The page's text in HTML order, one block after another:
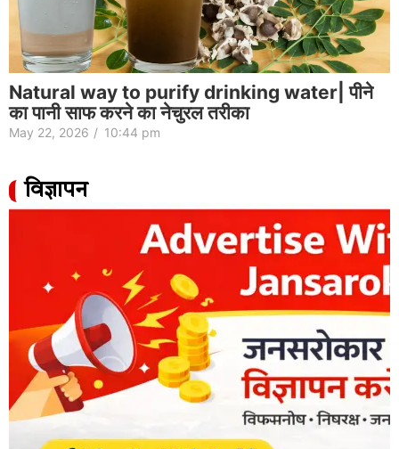
Natural way to purify drinking water| पीने
का पानी साफ करने का नेचुरल तरीका
May 22, 2026 / 10:44 pm
विज्ञापन